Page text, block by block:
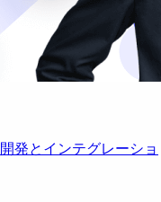
発とインテグレーショ